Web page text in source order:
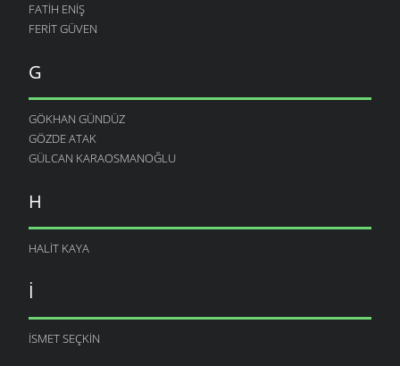
FATIH ENIŞ
FERIT GÜVEN
G
GÖKHAN GÜNDÜZ
GÖZDE ATAK
GÜLCAN KARAOSMANOĞLU
H
HALIT KAYA
I
ISMET SEÇKIN